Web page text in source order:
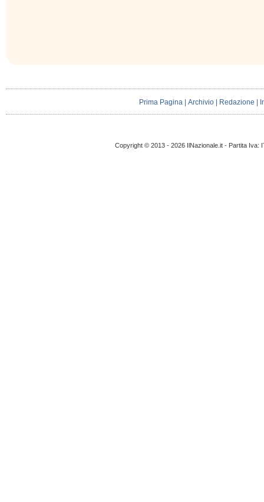
Prima Pagina |Archivio Redazione
Copyright © 2013 - 2026 IlNazionale.it - Partita Iva: